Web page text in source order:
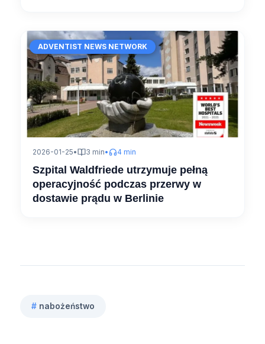
ADVENTIST NEWS NETWORK
2026-01-25• 3 min• 4 min
Szpital Waldfriede utrzymuje pełną
operacyjność podczas przerwy w
dostawie prądu w Berlinie
Tagi
# nabożeństwo